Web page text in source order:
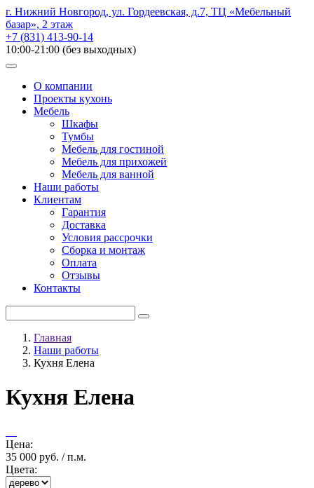
г. Нижний Новгород, ул. Гордеевская, д.7, ТЦ «Мебельный
базар», 2 этаж
+7 (831) 413-90-14
10:00-21:00 (без выходных)
О компании
Проекты кухонь
Мебель
Шкафы
Тумбы
Мебель для гостиной
Мебель для прихожей
Мебель для ванной
Наши работы
Клиентам
Гарантия
Доставка
Условия рассрочки
Сборка и монтаж
Оплата
Отзывы
Контакты
Главная
Наши работы
Кухня Елена
Кухня Елена
Цена:
35 000 руб. / п.м.
Цвета: